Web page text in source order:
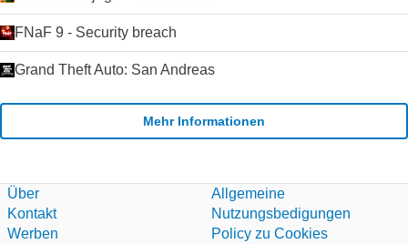
FNaF 9 - Security breach
Grand Theft Auto: San Andreas
Mehr Informationen
Über
Kontakt
Werben
Allgemeine
Nutzungsbedigungen
Policy zu Cookies